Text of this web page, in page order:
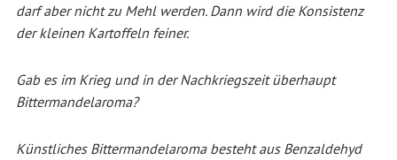
darf aber nicht zu Mehl werden. Dann wird die Konsistenz
der kleinen Kartoffeln feiner.
Gab es im Krieg und in der Nachkriegszeit überhaupt
Bittermandelaroma?
Künstliches Bittermandelaroma besteht aus Benzaldehyd